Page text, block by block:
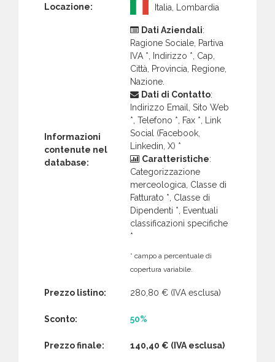
Locazione: Italia, Lombardia
Informazioni
contenute nel
database:
Dati Aziendali:
Ragione Sociale, Partiva
IVA *, Indirizzo *, Cap,
Città, Provincia, Regione,
Nazione.
Dati di Contatto:
Indirizzo Email, Sito Web
*, Telefono *, Fax *, Link
Social (Facebook,
Linkedin, X) *
Caratteristiche:
Categorizzazione
merceologica, Classe di
Fatturato *, Classe di
Dipendenti *, Eventuali
classificazioni specifiche
*
* campo a percentuale di
copertura variabile.
Prezzo listino: 280,80 € (IVA esclusa)
Sconto: 50%
Prezzo finale: 140,40 € (IVA esclusa)